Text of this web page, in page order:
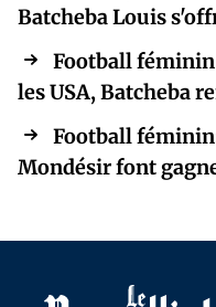
Batcheba Louis
Football
les USA, Batcheba
Football
Mondésir font